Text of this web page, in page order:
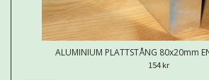
ALUMINIUM PLATTSTÅNG 80x20mm
154 kr